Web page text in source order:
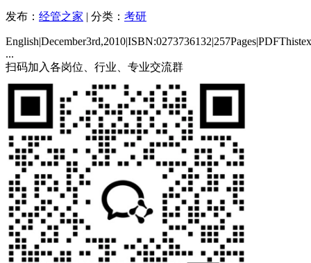
发布： 经管之家 | 分类： 考研
...
扫码加入各岗位、行业、专业交流群